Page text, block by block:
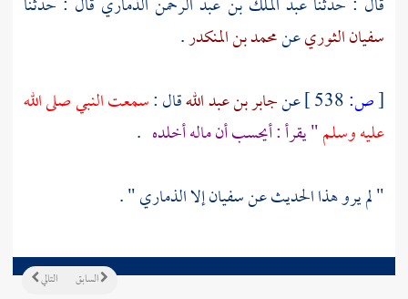
سفيان الثوريعنمحمد بن المنكدر.
[ص: عنجابر بن عبد اللهقال :سمعت النبي صلى الله
عليه وسلم" يقرأ : أيحسب أن ماله أخلده .
" لم يرو هذا الحديث عنسفيانإلاالذماري" .
التالي السابق